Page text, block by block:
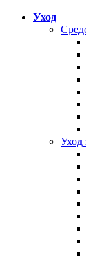
Уход
Уход